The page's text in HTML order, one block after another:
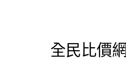
全民比價網